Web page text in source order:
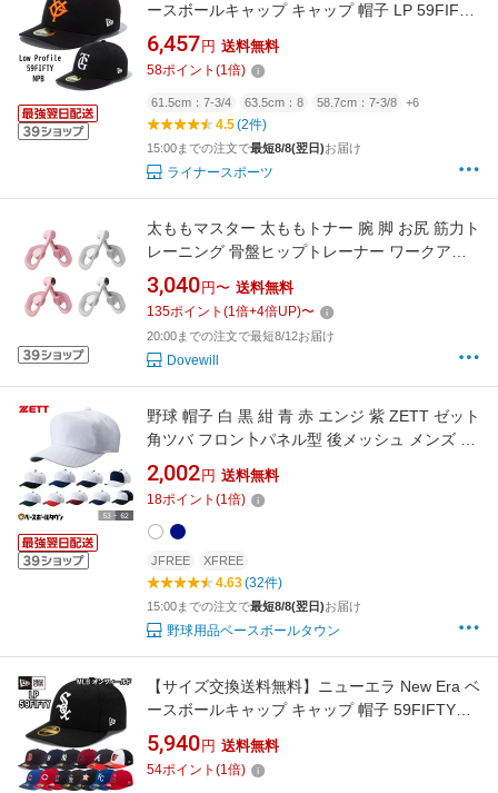
ースボールキャップ キャップ 帽子 LP 59FIFTY
NPB オンフィールド 読売ジャイアンツ オーセ
ンティック ホーム ビジター 巨人 東京 LP-
59FIFTY-YG
6,457 円 送料無料
58ポイント (1倍)
61.5cm：7-3/4 63.5cm：8 58.7cm：7-3/8 +6
4.5(2件)
15:00までの注文で最短8/8(翌日)お届け
ライナースポーツ
太ももマスター 太ももトナー 腕 脚 お尻 筋力ト
レーニング 骨盤ヒップトレーナー ワークアウ
ト ヨガ 女性用
3,040 円〜 送料無料
135ポイント (1倍+4倍UP)〜
20:00までの注文で最短8/12お届け
Dovewill
野球 帽子 白 黒 紺 青 赤 エンジ 紫 ZETT ゼット
角ツバ フロン卜パネル型 後メッシュ メンズ ジ
ュニア 練習帽 キャップ 六方 アジャスター付き
防汚加工 BH158A 【365日あす楽対応】
2,002 円 送料無料
18ポイント (1倍)
JFREE XFREE
4.63(32件)
15:00までの注文で最短8/8(翌日)お届け
野球用品ベースボールタウン
【サイズ交換送料無料】ニューエラ New Era ベ
ースボールキャップ キャップ 帽子 59FIFTY
MLBオンフィールド Low Profile オーセンティ
ックコレクション 正規品 MLB-AC-LP-59FIFTY
5,940 円 送料無料
54ポイント (1倍)